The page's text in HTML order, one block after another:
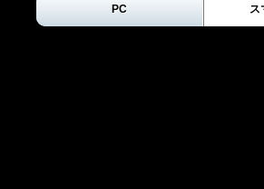
PC ス